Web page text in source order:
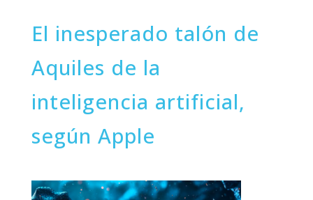
El inesperado talón de
Aquiles de la
inteligencia artificial,
según Apple